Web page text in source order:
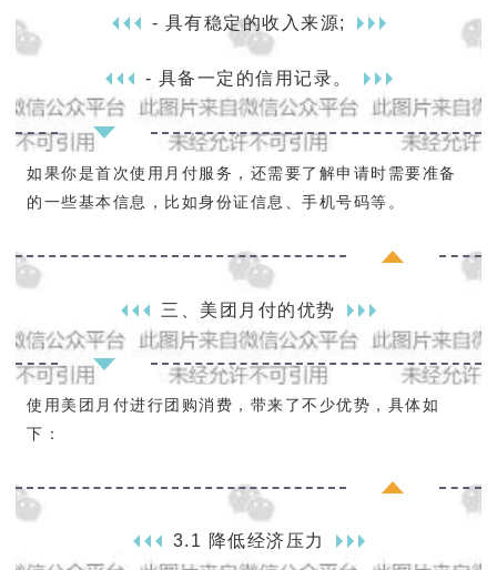
- 具有稳定的收入来源;
- 具备一定的信用记录。
如果你是首次使用月付服务，还需要了解申请时需要准备
的一些基本信息，比如身份证信息、手机号码等。
三、美团月付的优势
使用美团月付进行团购消费，带来了不少优势，具体如
下：
3.1 降低经济压力